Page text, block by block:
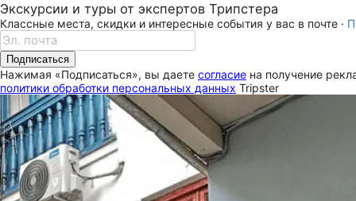
Экскурсии и туры от экспертов Трипстера
Классные места, скидки и интересные события у вас в почте ·
Подписаться
Нажимая «Подписаться», вы даете согласие на получение
политики обработки персональных данных Tripster